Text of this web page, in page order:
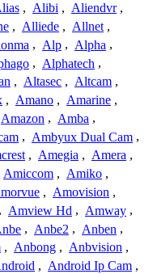
, Alibi , Aliendvr ,
, Alliede , Allnet ,
, Alp , Alpha ,
, Alphatech ,
, Altasec , Altcam ,
, Amano , Amarine ,
Amazon , Amba ,
, Ambyux Dual Cam ,
, Amegia , Amera ,
Amiccom , Amiko ,
, Amovision ,
, Amview Hd , Amway ,
, Anbe2 , Anben ,
, Anbong , Anbvision ,
, Android Ip Cam ,